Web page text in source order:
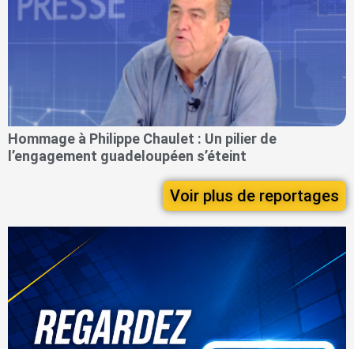
Hommage à Philippe Chaulet : Un pilier de
l’engagement guadeloupéen s’éteint
Voir plus de reportages